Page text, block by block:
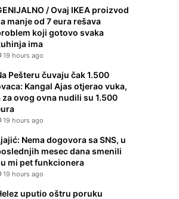
/ Ovaj IKEA proizvod
manje od 7 eura rešava
koji gotovo svaka
ima
19 hours ago
Pešteru čuvaju čak 1.500
Kangal Ajas otjerao vuka,
za ovog ovna nudili su 1.500
19 hours ago
Nema dogovora sa SNS, u
mesec dana smenili
mi pet funkcionera
19 hours ago
uputio oštru poruku